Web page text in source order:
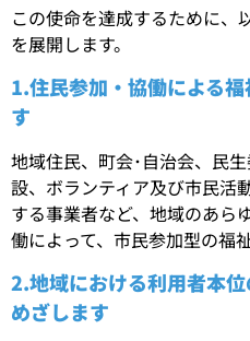
この使命を達成するために、
を展開します。
1.住民参加・協働による
す
地域住民、町会･自治会、民
設、ボランティア及び市民活
する事業者など、地域のあら
働によって、市民参加型の福
2.地域における利用者本
めざします